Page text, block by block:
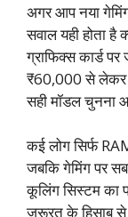
अगर आप नया
सवाल यही होता है
ग्राफिक्स कार्ड पर
₹60,000 से लेकर
सही मॉडल चुनना
कई लोग सिर्फ
जबकि गेमिंग पर
कूलिंग सिस्टम का
जरूरत के हिसाब से